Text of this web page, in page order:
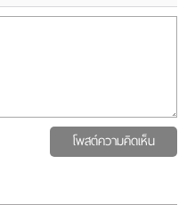
โพสต์ความคิดเห็น